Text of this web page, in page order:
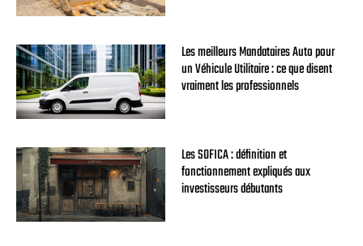
Les meilleurs Mandataires Auto pour
un Véhicule Utilitaire : ce que disent
vraiment les professionnels
Les SOFICA : définition et
fonctionnement expliqués aux
investisseurs débutants